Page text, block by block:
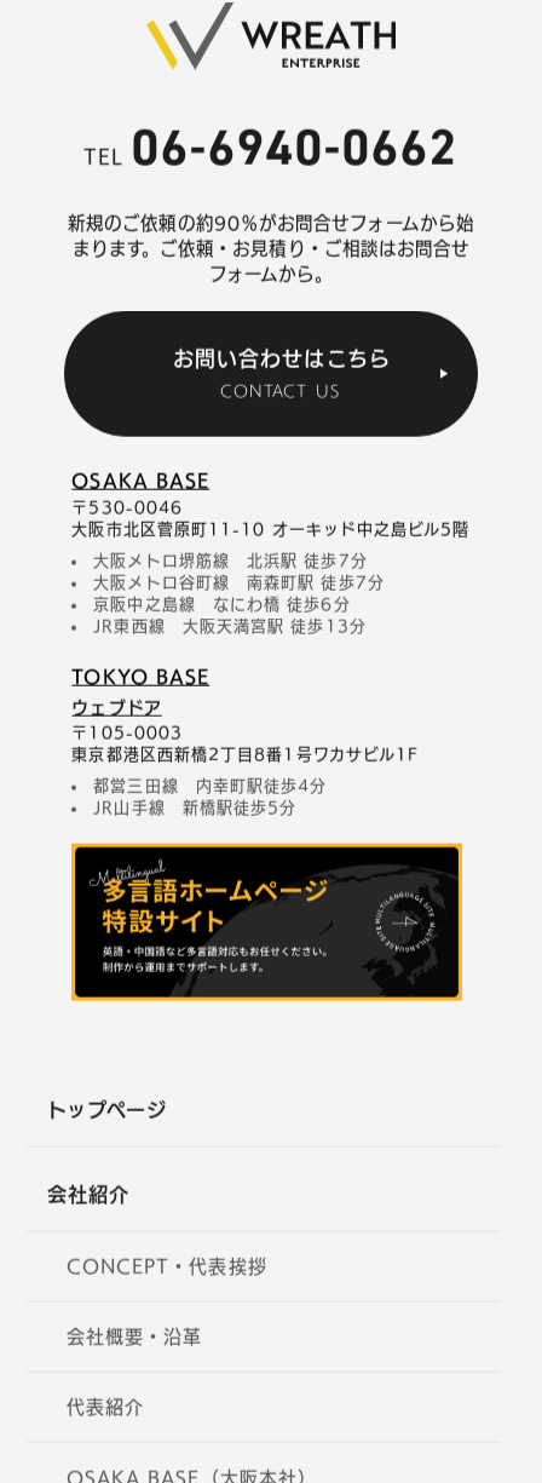
TEL 06-6940-0662
新規のご依頼の約90％がお問合せフォームから始
まります。
ご依頼・お見積り・ご相談はお問合せ
フォームから。
お問い合わせはこちら
CONTACT US
OSAKA BASE
〒530-0046
大阪市北区菅原町11-10 オーキッド中之島ビル5階
大阪メトロ堺筋線 北浜駅 徒歩7分
大阪メトロ谷町線 南森町駅 徒歩7分
京阪中之島線 なにわ橋 徒歩6分
JR東西線 大阪天満宮駅 徒歩13分
TOKYO BASE
ウェブドア
〒105-0003
東京都港区西新橋2丁目8番1号ワカサビル1F
都営三田線 内幸町駅徒歩4分
JR山手線 新橋駅徒歩5分
トップページ
会社紹介
CONCEPT・代表挨拶
会社概要・沿革
代表紹介